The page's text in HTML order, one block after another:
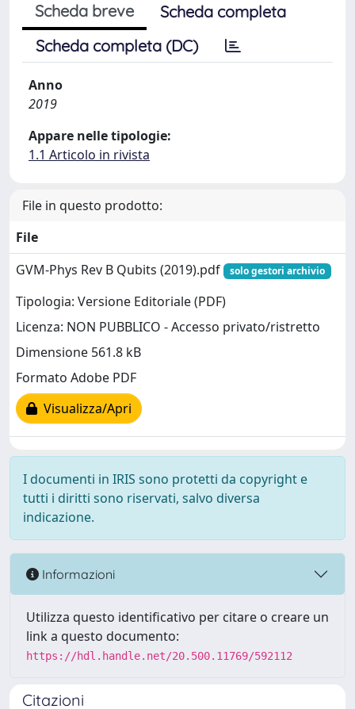
Scheda breve
Scheda completa
Scheda completa (DC)
Anno
2019
Appare nelle tipologie:
1.1 Articolo in rivista
File in questo prodotto:
File
GVM-Phys Rev B Qubits (2019).pdf
solo gestori archivio
Tipologia: Versione Editoriale (PDF)
Licenza: NON PUBBLICO - Accesso privato/ristretto
Dimensione 561.8 kB
Formato Adobe PDF
Visualizza/Apri
I documenti in IRIS sono protetti da copyright e
tutti i diritti sono riservati, salvo diversa
indicazione.
Informazioni
Utilizza questo identificativo per citare o creare un
link a questo documento:
https://hdl.handle.net/20.500.11769/592112
Citazioni